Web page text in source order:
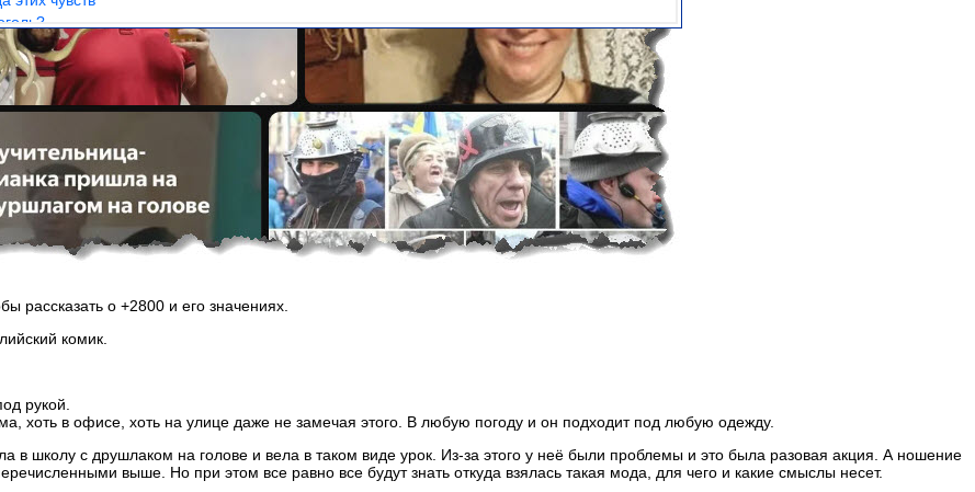
рассказать о +2800 и его значениях.
комик.
рукой.
хоть в офисе, хоть на улице даже не замечая этого. В любую погоду и он подходит под любую одежду.
в школу с друшлаком на голове и вела в таком виде урок. Из-за этого у неё были проблемы и это была разовая акция. А ношение
выше. Но при этом все равно все будут знать откуда взялась такая мода, для чего и какие смыслы несет.